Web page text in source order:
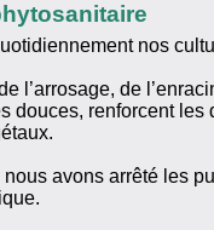
nos
l’arrosage, de
douces, renforcent les
avons arrêté les